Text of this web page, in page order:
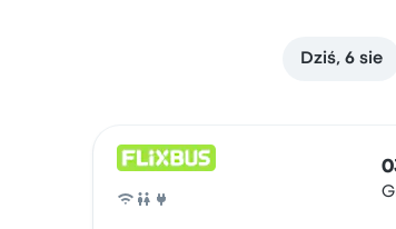
Dziś, 6 sie
Autobus